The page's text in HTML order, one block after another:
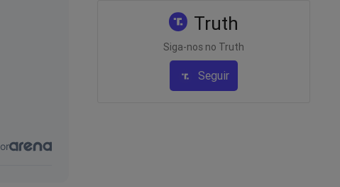
Truth
Siga-nos no Truth
Seguir